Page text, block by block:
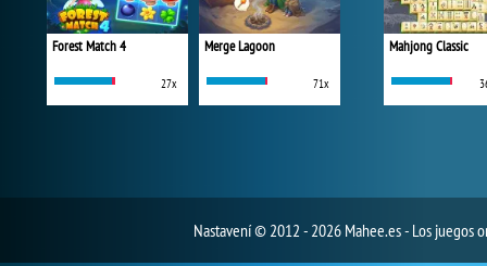
Forest Match 4
27x
Merge Lagoon
71x
Mahjong Classic
Nastavení© 2012 - 2026 Mahee.es - Los juegos